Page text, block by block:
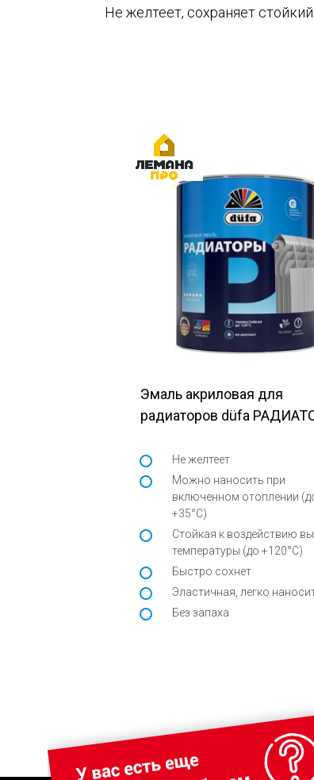
Не желтеет, сохраняет
Эмаль акриловая для
радиаторов düfa
Не желтеет
Можно наносить при
включенном отоплении
+35°С)
Стойкая к воздействию
температуры (до +120°С)
Быстро сохнет
Эластичная, легко
Без запаха